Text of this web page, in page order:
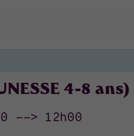
4-8
--> 12h00